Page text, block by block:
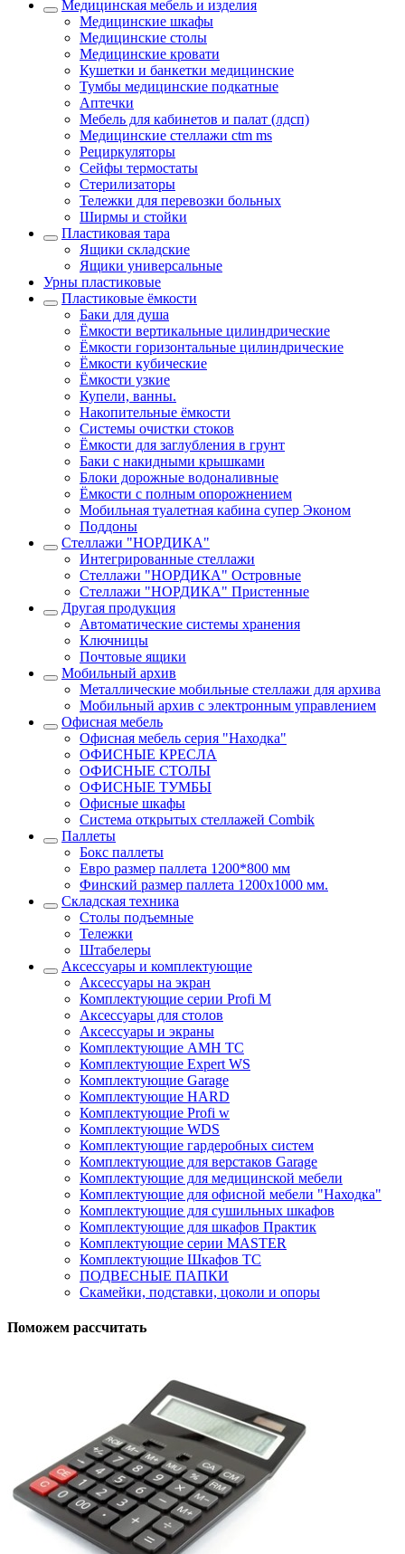
Медицинская мебель и изделия
Медицинские шкафы
Медицинские столы
Медицинские кровати
Кушетки и банкетки медицинские
Тумбы медицинские подкатные
Аптечки
Мебель для кабинетов и палат (лдсп)
Медицинские стеллажи ctm ms
Рециркуляторы
Сейфы термостаты
Стерилизаторы
Тележки для перевозки больных
Ширмы и стойки
Пластиковая тара
Ящики складские
Ящики универсальные
Урны пластиковые
Пластиковые ёмкости
Баки для душа
Ёмкости вертикальные цилиндрические
Ёмкости горизонтальные цилиндрические
Ёмкости кубические
Ёмкости узкие
Купели, ванны.
Накопительные ёмкости
Системы очистки стоков
Ёмкости для заглубления в грунт
Баки с накидными крышками
Блоки дорожные водоналивные
Ёмкости с полным опорожнением
Мобильная туалетная кабина супер Эконом
Поддоны
Стеллажи "НОРДИКА"
Интегрированные стеллажи
Стеллажи "НОРДИКА" Островные
Стеллажи "НОРДИКА" Пристенные
Другая продукция
Автоматические системы хранения
Ключницы
Почтовые ящики
Мобильный архив
Металлические мобильные стеллажи для архива
Мобильный архив с электронным управлением
Офисная мебель
Офисная мебель серия "Находка"
ОФИСНЫЕ КРЕСЛА
ОФИСНЫЕ СТОЛЫ
ОФИСНЫЕ ТУМБЫ
Офисные шкафы
Система открытых стеллажей Combik
Паллеты
Бокс паллеты
Евро размер паллета 1200*800 мм
Финский размер паллета 1200х1000 мм.
Складская техника
Столы подъемные
Тележки
Штабелеры
Аксессуары и комплектующие
Аксессуары на экран
Комплектующие серии Profi M
Аксессуары для столов
Аксессуары и экраны
Комплектующие AMH TC
Комплектующие Expert WS
Комплектующие Garage
Комплектующие HARD
Комплектующие Profi w
Комплектующие WDS
Комплектующие гардеробных систем
Комплектующие для верстаков Garage
Комплектующие для медицинской мебели
Комплектующие для офисной мебели "Находка"
Комплектующие для сушильных шкафов
Комплектующие для шкафов Практик
Комплектующие серии MASTER
Комплектующие Шкафов ТС
ПОДВЕСНЫЕ ПАПКИ
Скамейки, подставки, цоколи и опоры
Поможем рассчитать